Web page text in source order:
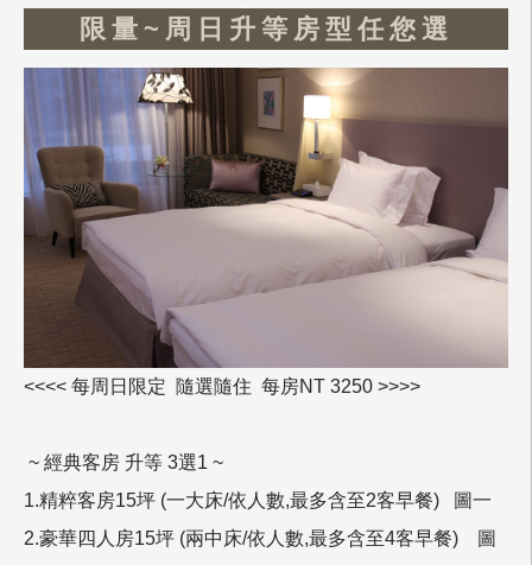
限量~周日升等房型任您選
<<<< 每周日限定 隨選隨住 每房NT 3250 >>>>
~ 經典客房 升等 3選1 ~
1.精粹客房15坪 (一大床/依人數,最多含至2客早餐) 圖一
2.豪華四人房15坪 (兩中床/依人數,最多含至4客早餐) 圖